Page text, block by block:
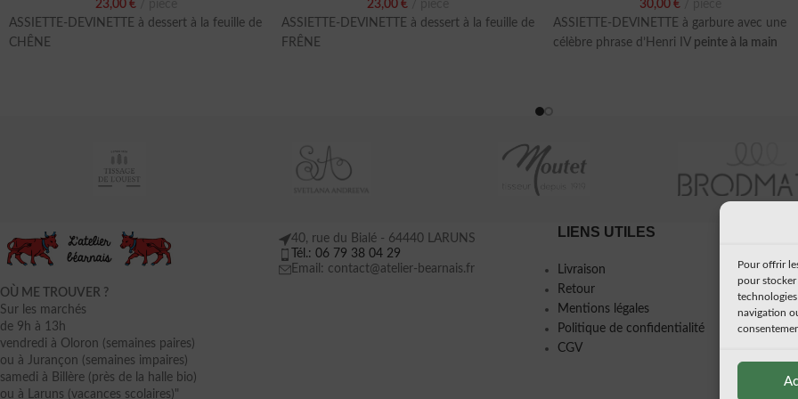
Pour offrir
pour stocker
navigation
23,00 €
ASSIETTE-DEVINETTE à dessert à la feuille de
CHÊNE
23,00€
ASSIETTE-DEVINETTE à dessert à la feuille de
FRÊNE
30,00 €
ASSIETTE-DEVINETTE à garbure avec une
célèbre phrase d’Henri IV peinte à la main
OÙ ME TROUVER ?
Sur les marchés
de 9h à 13h
vendredi à Oloron (semaines paires)
ou à Jurançon (semaines impaires)
samedi à Billère (près de la halle bio)
ou à Laruns (vacances scolaires)"
40, rue du Bialé - 64440 LARUNS
Tél.: 06 79 38 04 29
Email: contact@atelier-bearnais.fr
LIENS UTILES
Livraison
Retour
Mentions légales
Politique de confidentialité
CGV
Mon
Presse